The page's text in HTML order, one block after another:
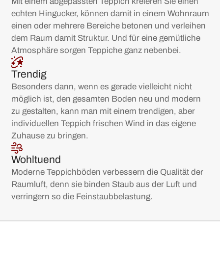
echten Hingucker, können damit in einem Wohnraum
einen oder mehrere Bereiche betonen und verleihen
dem Raum damit Struktur. Und für eine gemütliche
Atmosphäre sorgen Teppiche ganz nebenbei.
Trendig
Besonders dann, wenn es gerade vielleicht nicht
möglich ist, den gesamten Boden neu und modern
zu gestalten, kann man mit einem trendigen, aber
individuellen Teppich frischen Wind in das eigene
Zuhause zu bringen.
Wohltuend
Moderne Teppichböden verbessern die Qualität der
Raumluft, denn sie binden Staub aus der Luft und
verringern so die Feinstaubbelastung.